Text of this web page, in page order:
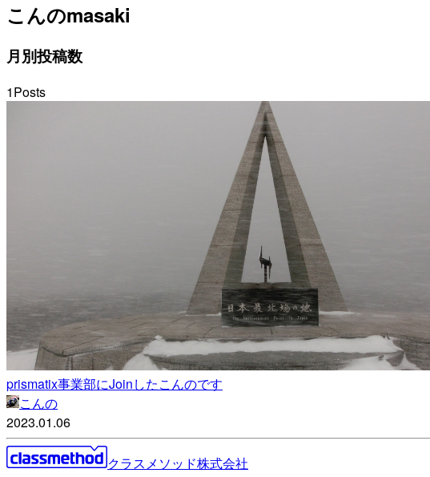
こんのmasaki
月別投稿数
1Posts
prismatix事業部にJoinしたこんのです
こんの
2023.01.06
クラスメソッド株式会社